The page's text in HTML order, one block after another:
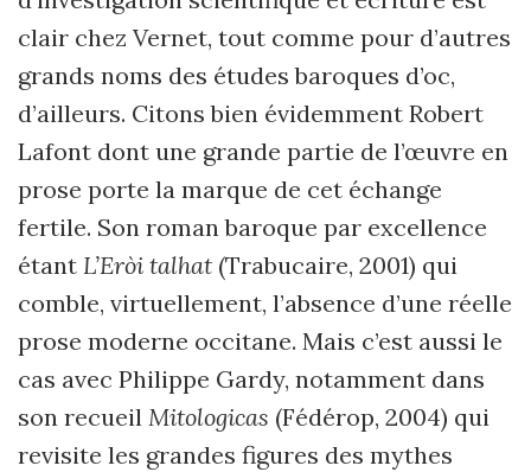
clair chez Vernet, tout comme pour d’autres
grands noms des études baroques d’oc,
d’ailleurs. Citons bien évidemment Robert
Lafont dont une grande partie de l’œuvre en
prose porte la marque de cet échange
fertile. Son roman baroque par excellence
étant L’Eròi talhat (Trabucaire, 2001) qui
comble, virtuellement, l’absence d’une réelle
prose moderne occitane. Mais c’est aussi le
cas avec Philippe Gardy, notamment dans
son recueil Mitologicas (Fédérop, 2004) qui
revisite les grandes figures des mythes